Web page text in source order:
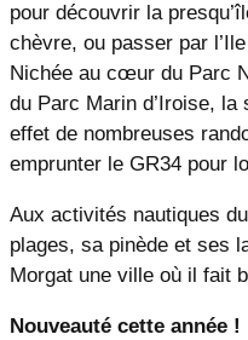
pour découvrir la
chèvre, ou passer par
Nichée au cœur du Parc
du Parc Marin d’Iroise,
effet de nombreuses
emprunter le GR34 pour
Aux activités nautiques
plages, sa pinède et ses
Morgat une ville où il fait
Nouveauté cette année !